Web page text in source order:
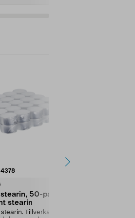
4378recensioner
50-pack,
stearin
Tillverkade i
5 stjärnor